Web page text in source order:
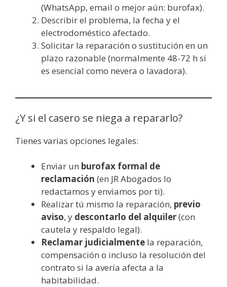
(WhatsApp, email o mejor aún: burofax).
Describir el problema, la fecha y el
electrodoméstico afectado.
Solicitar la reparación o sustitución en un
plazo razonable (normalmente 48-72 h si
es esencial como nevera o lavadora).
¿Y si el casero se niega a repararlo?
Tienes varias opciones legales:
Enviar un burofax formal de
reclamación (en JR Abogados lo
redactamos y enviamos por ti).
Realizar tú mismo la reparación, previo
aviso, y descontarlo del alquiler(con
cautela y respaldo legal).
Reclamar judicialmente la reparación,
compensación o incluso la resolución del
contrato si la avería afecta a la
habitabilidad.